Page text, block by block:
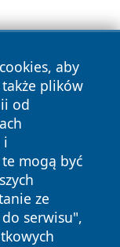
aby
także plików
od
i
mogą być
ze
serwisu",
prawa
Polityka
Cookies